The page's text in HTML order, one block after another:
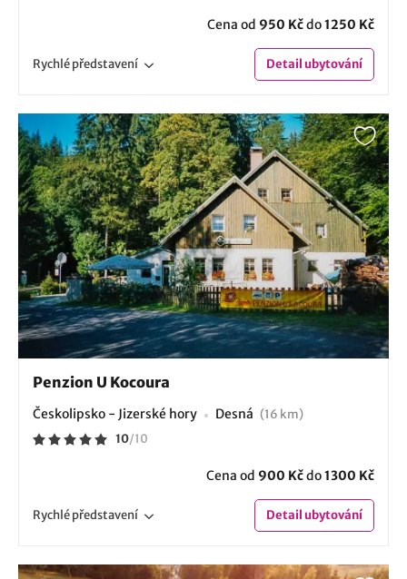
Cena od 950 Kčdo1250 Kč
Rychlépředstavení Detailubytování
Penzion U Kocoura
Českolipsko - Jizerské hory Desná (16 km)
10/10
Cena od 900 Kčdo1300 Kč
Rychlépředstavení Detailubytování